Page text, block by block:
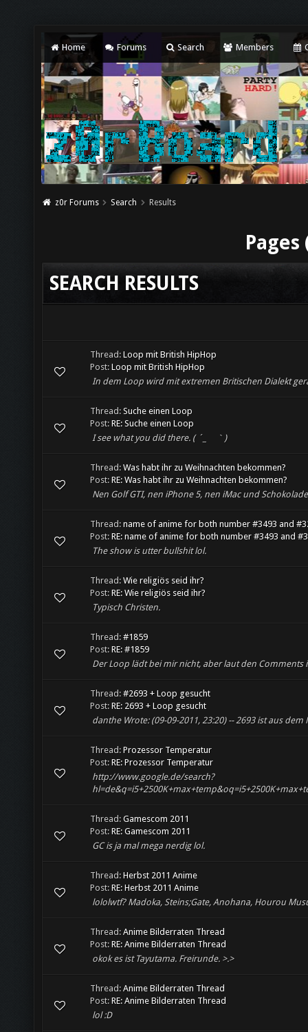
Home Forums Search Members
z0r Forums Search Results
Pages
SEARCH RESULTS
Thread: Loop mit British HipHop
Post: Loop mit British HipHop
In dem Loop wird mit extremen Britischen Dialekt
Thread: Suche einen Loop
Post: RE: Suche einen Loop
I see what you did there. ( ´_ゝ｀)
Thread: Was habt ihr zu Weihnachten bekommen?
Post: RE: Was habt ihr zu Weihnachten bekommen?
Nen Golf GTI, nen iPhone 5, nen iMac und
Thread: name of anime for both number #3493 and
Post: RE: name of anime for both number #3493 and
The show is utter bullshit lol.
Thread: Wie religiös seid ihr?
Post: RE: Wie religiös seid ihr?
Typisch Christen.
Thread: #1859
Post: RE: #1859
Der Loop lädt bei mir nicht, aber laut den Comments
Thread: #2693 + Loop gesucht
Post: RE: 2693 + Loop gesucht
danthe Wrote: (09-09-2011, 23:20) -- 2693 ist aus
Thread: Prozessor Temperatur
Post: RE: Prozessor Temperatur
http://www.google.de/search?
Thread: Gamescom 2011
Post: RE: Gamescom 2011
GC is ja mal mega nerdig lol.
Thread: Herbst 2011 Anime
Post: RE: Herbst 2011 Anime
lololwtf? Madoka, Steins;Gate, Anohana, Hourou
Thread: Anime Bilderraten Thread
Post: RE: Anime Bilderraten Thread
okok es ist Tayutama. Freirunde. >.>
Thread: Anime Bilderraten Thread
Post: RE: Anime Bilderraten Thread
lol :D